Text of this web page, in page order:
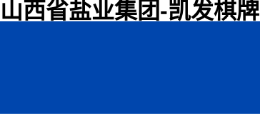
山西省盐业集团-凯发棋牌